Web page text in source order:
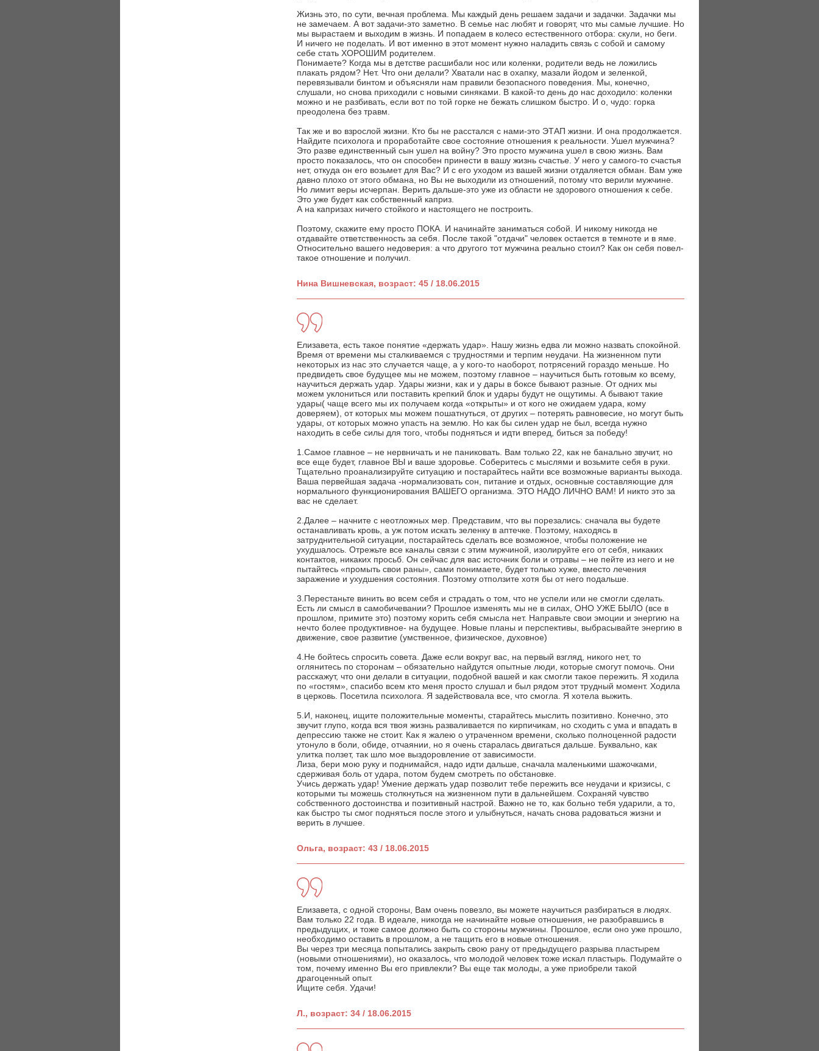
Жизнь это, по сути, вечная проблема. Мы каждый день решаем задачи и задачки. Задачки мы
не замечаем. А вот задачи-это заметно. В семье нас любят и говорят, что мы самые лучшие. Но
мы вырастаем и выходим в жизнь. И попадаем в колесо естественного отбора: скули, но беги.
И ничего не поделать. И вот именно в этот момент нужно наладить связь с собой и самому
себе стать ХОРОШИМ родителем.
Понимаете? Когда мы в детстве расшибали нос или коленки, родители ведь не ложились
плакать рядом? Нет. Что они делали? Хватали нас в охапку, мазали йодом и зеленкой,
перевязывали бинтом и объясняли нам правили безопасного поведения. Мы, конечно,
слушали, но снова приходили с новыми синяками. В какой-то день до нас доходило: коленки
можно и не разбивать, если вот по той горке не бежать слишком быстро. И о, чудо: горка
преодолена без травм.
Так же и во взрослой жизни. Кто бы не расстался с нами-это ЭТАП жизни. И она продолжается.
Найдите психолога и проработайте свое состояние отношения к реальности. Ушел мужчина?
Это разве единственный сын ушел на войну? Это просто мужчина ушел в свою жизнь. Вам
просто показалось, что он способен принести в вашу жизнь счастье. У него у самого-то счастья
нет, откуда он его возьмет для Вас? И с его уходом из вашей жизни отдаляется обман. Вам уже
давно плохо от этого обмана, но Вы не выходили из отношений, потому что верили мужчине.
Но лимит веры исчерпан. Верить дальше-это уже из области не здорового отношения к себе.
Это уже будет как собственный каприз.
А на капризах ничего стойкого и настоящего не построить.
Поэтому, скажите ему просто ПОКА. И начинайте заниматься собой. И никому никогда не
отдавайте ответственность за себя. После такой "отдачи" человек остается в темноте и в яме.
Относительно вашего недоверия: а что другого тот мужчина реально стоил? Как он себя повел-
такое отношение и получил.
Нина Вишневская, возраст: 45 / 18.06.2015
Елизавета, есть такое понятие «держать удар». Нашу жизнь едва ли можно назвать спокойной.
Время от времени мы сталкиваемся с трудностями и терпим неудачи. На жизненном пути
некоторых из нас это случается чаще, а у кого-то наоборот, потрясений гораздо меньше. Но
предвидеть свое будущее мы не можем, поэтому главное – научиться быть готовым ко всему,
научиться держать удар. Удары жизни, как и у дары в боксе бывают разные. От одних мы
можем уклониться или поставить крепкий блок и удары будут не ощутимы. А бывают такие
удары( чаще всего мы их получаем когда «открыты» и от кого не ожидаем удара, кому
доверяем), от которых мы можем пошатнуться, от других – потерять равновесие, но могут быть
удары, от которых можно упасть на землю. Но как бы силен удар не был, всегда нужно
находить в себе силы для того, чтобы подняться и идти вперед, биться за победу!
1.Самое главное – не нервничать и не паниковать. Вам только 22, как не банально звучит, но
все еще будет, главное ВЫ и ваше здоровье. Соберитесь с мыслями и возьмите себя в руки.
Тщательно проанализируйте ситуацию и постарайтесь найти все возможные варианты выхода.
Ваша первейшая задача -нормализовать сон, питание и отдых, основные составляющие для
нормального функционирования ВАШЕГО организма. ЭТО НАДО ЛИЧНО ВАМ! И никто это за
вас не сделает.
2.Далее – начните с неотложных мер. Представим, что вы порезались: сначала вы будете
останавливать кровь, а уж потом искать зеленку в аптечке. Поэтому, находясь в
затруднительной ситуации, постарайтесь сделать все возможное, чтобы положение не
ухудшалось. Отрежьте все каналы связи с этим мужчиной, изолируйте его от себя, никаких
контактов, никаких просьб. Он сейчас для вас источник боли и отравы – не пейте из него и не
пытайтесь «промыть свои раны», сами понимаете, будет только хуже, вместо лечения
заражение и ухудшения состояния. Поэтому отползите хотя бы от него подальше.
3.Перестаньте винить во всем себя и страдать о том, что не успели или не смогли сделать.
Есть ли смысл в самобичевании? Прошлое изменять мы не в силах, ОНО УЖЕ БЫЛО (все в
прошлом, примите это) поэтому корить себя смысла нет. Направьте свои эмоции и энергию на
нечто более продуктивное- на будущее. Новые планы и перспективы, выбрасывайте энергию в
движение, свое развитие (умственное, физическое, духовное)
4.Не бойтесь спросить совета. Даже если вокруг вас, на первый взгляд, никого нет, то
оглянитесь по сторонам – обязательно найдутся опытные люди, которые смогут помочь. Они
расскажут, что они делали в ситуации, подобной вашей и как смогли такое пережить. Я ходила
по «гостям», спасибо всем кто меня просто слушал и был рядом этот трудный момент. Ходила
в церковь. Посетила психолога. Я задействовала все, что смогла. Я хотела выжить.
5.И, наконец, ищите положительные моменты, старайтесь мыслить позитивно. Конечно, это
звучит глупо, когда вся твоя жизнь разваливается по кирпичикам, но сходить с ума и впадать в
депрессию также не стоит. Как я жалею о утраченном времени, сколько полноценной радости
утонуло в боли, обиде, отчаянии, но я очень старалась двигаться дальше. Буквально, как
улитка ползет, так шло мое выздоровление от зависимости.
Лиза, бери мою руку и поднимайся, надо идти дальше, сначала маленькими шажочками,
сдерживая боль от удара, потом будем смотреть по обстановке.
Учись держать удар! Умение держать удар позволит тебе пережить все неудачи и кризисы, с
которыми ты можешь столкнуться на жизненном пути в дальнейшем. Сохраняй чувство
собственного достоинства и позитивный настрой. Важно не то, как больно тебя ударили, а то,
как быстро ты смог подняться после этого и улыбнуться, начать снова радоваться жизни и
верить в лучшее.
Ольга, возраст: 43 / 18.06.2015
Елизавета, с одной стороны, Вам очень повезло, вы можете научиться разбираться в людях.
Вам только 22 года. В идеале, никогда не начинайте новые отношения, не разобравшись в
предыдущих, и тоже самое должно быть со стороны мужчины. Прошлое, если оно уже прошло,
необходимо оставить в прошлом, а не тащить его в новые отношения.
Вы через три месяца попытались закрыть свою рану от предыдущего разрыва пластырем
(новыми отношениями), но оказалось, что молодой человек тоже искал пластырь. Подумайте о
том, почему именно Вы его привлекли? Вы еще так молоды, а уже приобрели такой
драгоценный опыт.
Ищите себя. Удачи!
Л., возраст: 34 / 18.06.2015